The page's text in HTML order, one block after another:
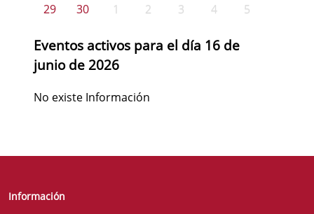
29
30 1 2 3 4 5
Eventos activos para el día 16 de
junio de 2026
No existe Información
Información